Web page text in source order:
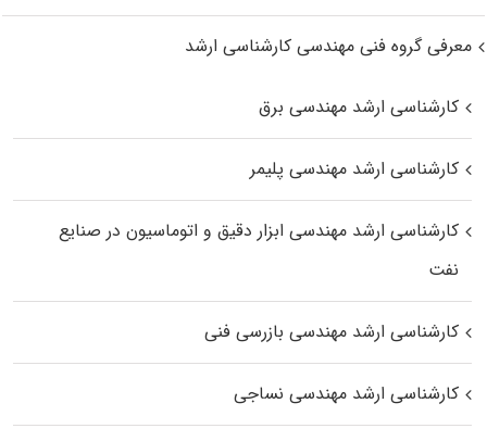
معرفی گروه فنی مهندسی کارشناسی ارشد
کارشناسی ارشد مهندسی برق
کارشناسی ارشد مهندسی پلیمر
کارشناسی ارشد مهندسی ابزار دقیق و اتوماسیون در صنایع
نفت
کارشناسی ارشد مهندسی بازرسی فنی
کارشناسی ارشد مهندسی نساجی